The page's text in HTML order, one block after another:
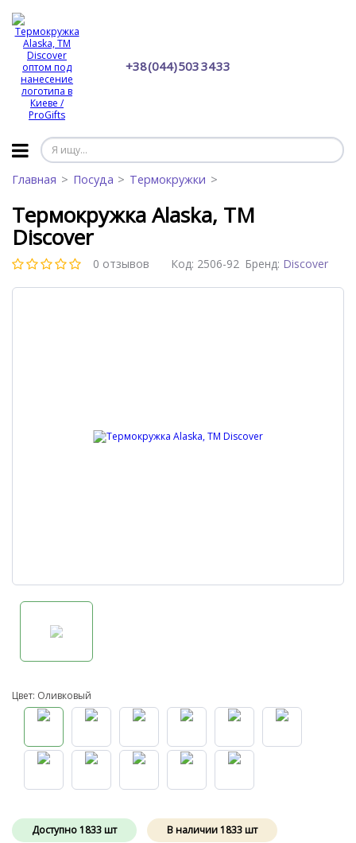
+38 (044) 503 34 33
Главная Посуда Термокружки
Термокружка Alaska, TM
Discover
0 отзывов Бренд: Discover
Код: 2506-92
Цвет: Оливковый
Доступно1833 шт В наличии1833шт